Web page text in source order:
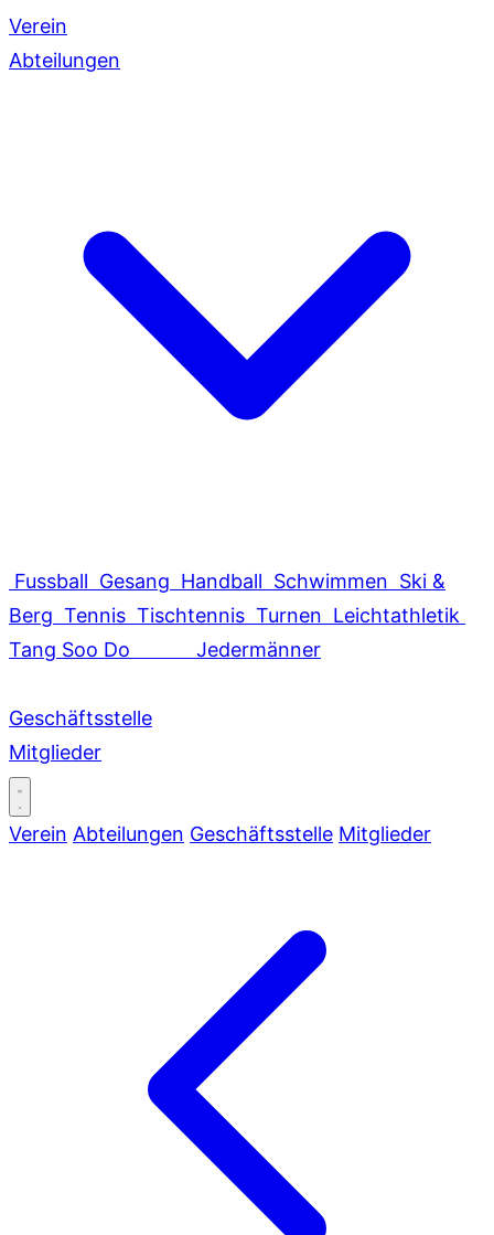
Verein
Abteilungen
Fussball Gesang Handball Schwimmen Ski &
Berg Tennis Tischtennis Turnen Leichtathletik
Tang Soo Do
Jedermänner
Geschäftsstelle
Mitglieder
Verein Abteilungen Geschäftsstelle Mitglieder